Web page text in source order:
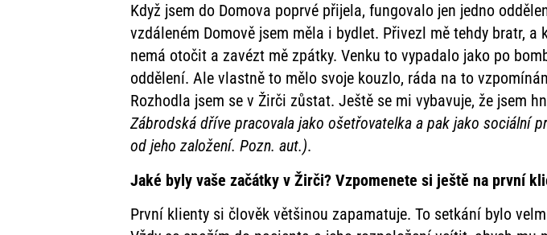
Když jsem do Domova poprvé přijela, fungovalo jen jedno
vzdáleném Domově jsem měla i bydlet. Přivezl mě tehdy bratr,
nemá otočit a zavézt mě zpátky. Venku to vypadalo jako po
oddělení. Ale vlastně to mělo svoje kouzlo, ráda na to
Rozhodla jsem se v Žirči zůstat. Ještě se mi vybavuje, že jsem
Zábrodská dříve pracovala jako ošetřovatelka a pak jako sociální
od jeho založení. Pozn. aut.).
Jaké byly vaše začátky v Žirči? Vzpomenete si ještě na první
První klienty si člověk většinou zapamatuje. To setkání bylo